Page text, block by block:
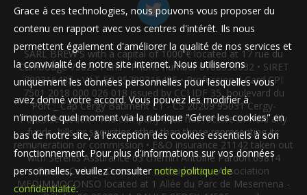
SARL BREW'S with a capital of 1000 € located at 17 rue du
Cambodge 75020 Paris • Phone number 0188338032 • SIRET
799316435 • VAT FR 95799316435 • Professional Card CPI
7501 2018 000 026 018 issued by CCI IDF 35, boulevard du
Port _ Cap Cergy Bâtiment C1 - CS 20209 95031 Cergy-
Pontoise Cedex • The company shall not receive or hold any
funds, bills or securities other than those representing its
remuneration or commission • E&O insurance 21142 taken out
with Serenis Assurance 63 chemin Antoine Pardon 69814
Tassin Cedex • Consumer ombudsman : Association
MEDIMMOCONSO located at 1 Allée du Parc de Mesemena -
Grace à ces technologies, nous pouvons vous proposer du
contenu en rapport avec vos centres d'intérêt. Ils nous
permettent également d'améliorer la qualité de nos services et
la convivialité de notre site internet. Nous utiliserons
uniquement les données personnelles pour lesquelles vous
avez donné votre accord. Vous pouvez les modifier à
n'importe quel moment via la rubrique "Gérer les cookies" en
bas de notre site, à l'exception des cookies essentiels à son
fonctionnement. Pour plus d'informations sur vos données
personnelles, veuillez consulternotre politique de
confidentialité.